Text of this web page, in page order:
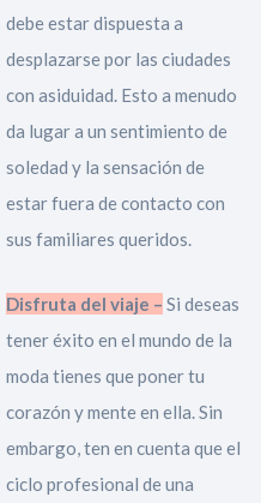
debe estar dispuesta a
desplazarse por las ciudades
con asiduidad. Esto a menudo
da lugar a un sentimiento de
soledad y la sensación de
estar fuera de contacto con
sus familiares queridos.
Disfruta del viaje – Si deseas
tener éxito en el mundo de la
moda tienes que poner tu
corazón y mente en ella. Sin
embargo, ten en cuenta que el
ciclo profesional de una